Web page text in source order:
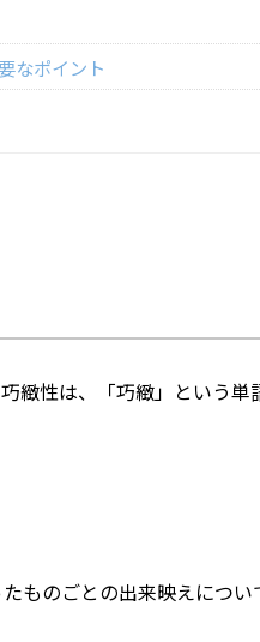
なポイント
緻性は、「巧緻」という単
ものごとの出来映えについ